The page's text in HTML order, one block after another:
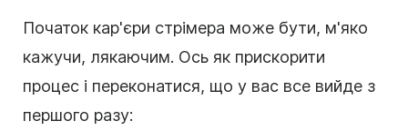
Початок кар'єри стрімера може бути, м'яко
кажучи, лякаючим. Ось як прискорити
процес і переконатися, що у вас все вийде з
першого разу: